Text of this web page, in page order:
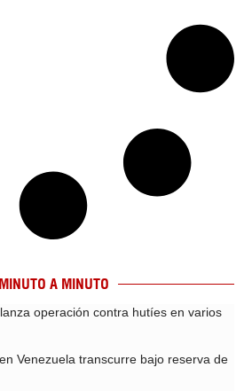
MINUTO A MINUTO
operación contra hutíes en varios
Venezuela transcurre bajo reserva de